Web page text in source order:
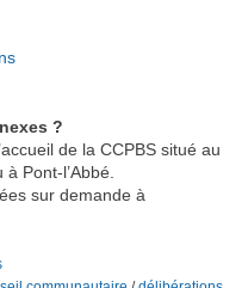
?
de la CCPBS situé au
Pont-l’Abbé.
sur demande à